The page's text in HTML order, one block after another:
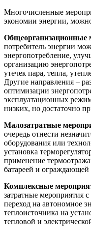
Многочисленные
экономии энергии,
Общеорганизационные
потребитель энергии
энергопотребление,
организацию
утечек пара, тепла,
Другие направления –
оптимизации
эксплуатационных
низких, но достаточно
Малозатратные
очередь отнести
оборудования или
установка
применение
батареей и ограждающей
Комплексные
затратные мероприятия
переход на автономное
теплоисточника на
тепловой и